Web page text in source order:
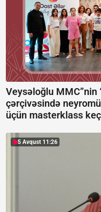
Veysəloğlu MMC”nin
çərçivəsində
üçün masterklass
5 Avqust 11:26